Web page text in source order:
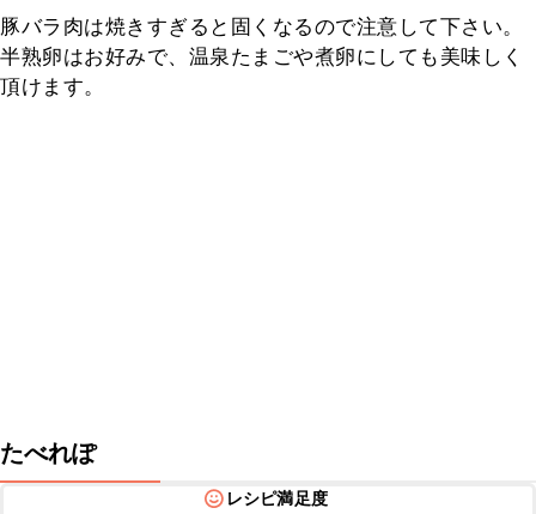
豚バラ肉は焼きすぎると固くなるので注意して下さい。
半熟卵はお好みで、温泉たまごや煮卵にしても美味しく
頂けます。
たべれぽ
レシピ満足度